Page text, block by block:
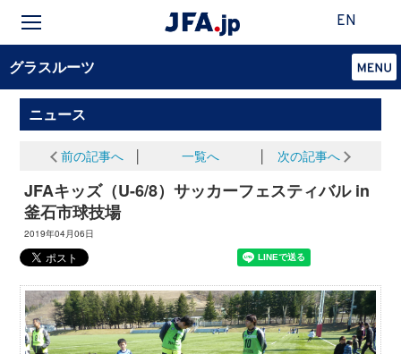
EN
グラスルーツ
ニュース
前の記事へ 一覧へ 次の記事へ
JFAキッズ（U-6/8）サッカーフェスティバル in
釜石市球技場
2019年04月06日